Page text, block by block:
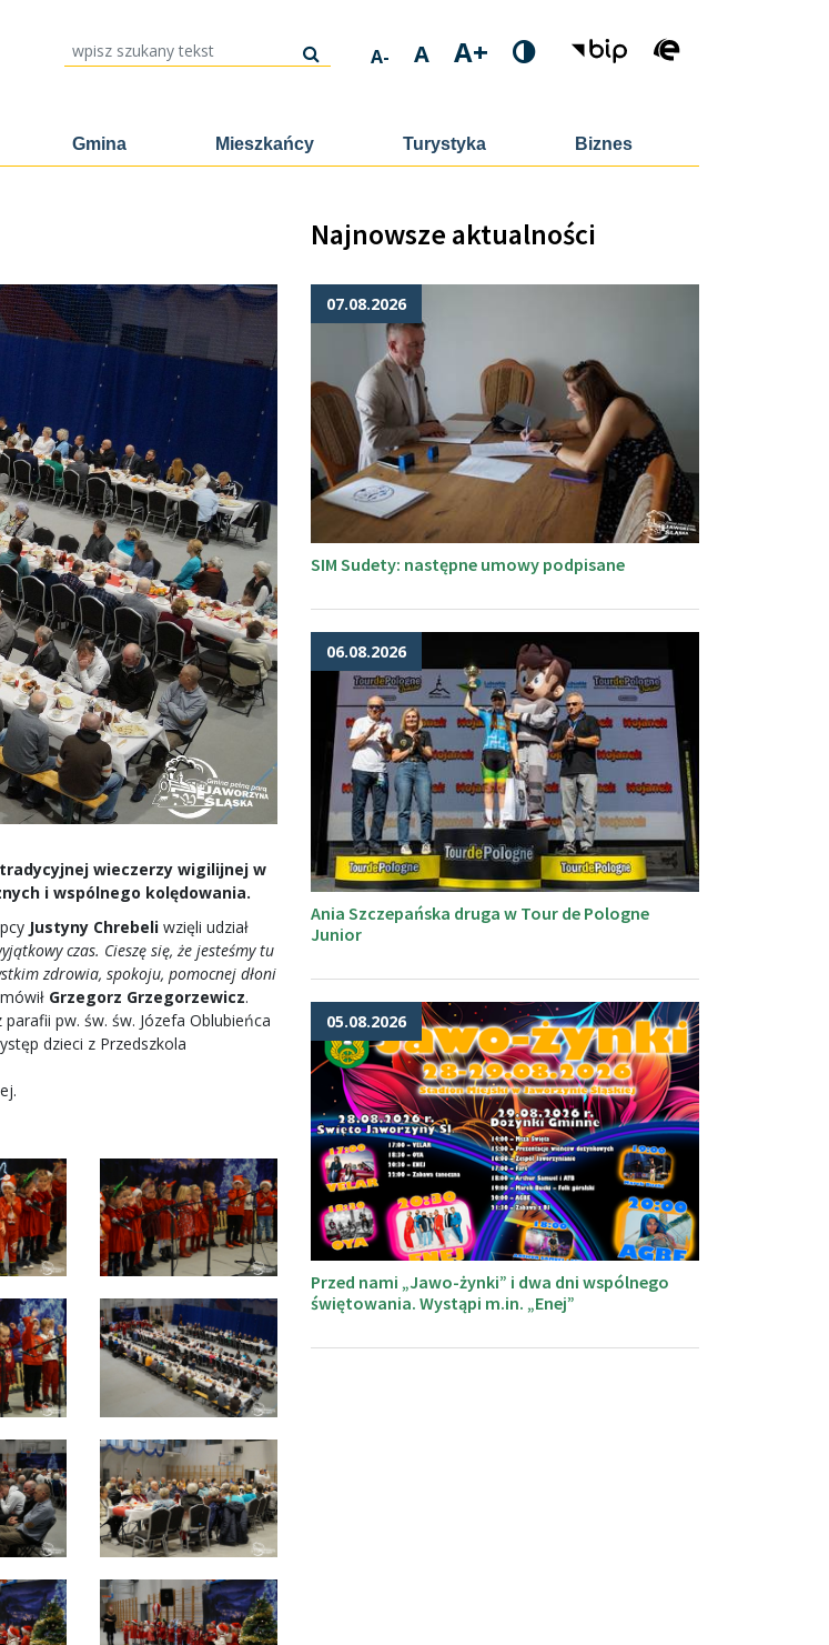
wpisz szukany tekst A- A A+
Gmina Mieszkańcy Turystyka Biznes
wieczerzy wigilijnej w
i wspólnego kolędowania.
Justyny Chrebeli wzięli udział
czas. Cieszę się, że jesteśmy tu
zdrowia, spokoju, pomocnej dłoni
mówił Grzegorz Grzegorzewicz.
pw. św. św. Józefa Oblubieńca
dzieci z Przedszkola
Najnowsze aktualności
07.08.2026
SIM Sudety: następne umowy podpisane
06.08.2026
Ania Szczepańska druga w Tour de Pologne
Junior
05.08.2026
Przed nami „Jawo-żynki” i dwa dni wspólnego
świętowania. Wystąpi m.in. „Enej”